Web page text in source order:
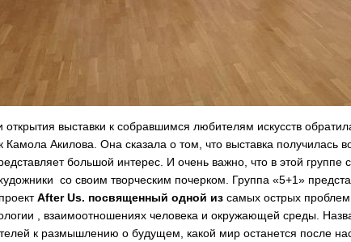
выставки к собравшимся любителям искусств
Камола Акилова. Она сказала о том, что выставка получилась
большой интерес. И очень важно, что в этой группе
со своим творческим почерком. Группа «5+1»
After Us. посвященный одной из самых острых
, взаимоотношениях человека и окружающей среды.
к размышлению о будущем, какой мир останется после